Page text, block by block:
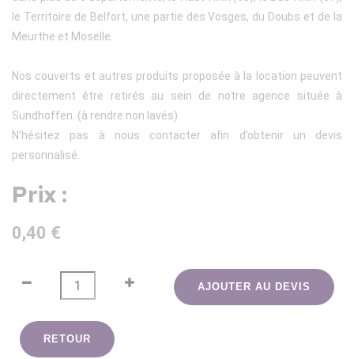
le Territoire de Belfort, une partie des Vosges, du Doubs et de la
Meurthe et Moselle.
Nos couverts et autres produits proposée à la location peuvent
directement être retirés au sein de notre agence située à
Sundhoffen. (à rendre non lavés)
N’hésitez pas à nous contacter afin d’obtenir un devis
personnalisé.
Prix :
0,40 €
AJOUTER AU DEVIS
RETOUR